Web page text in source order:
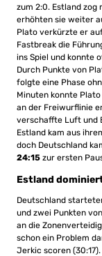
zum 2:0. Estland
erhöhten sie weiter
Plato verkürzte er
Fastbreak die
ins Spiel und konnte
Durch Punkte von
folgte eine Phase
Minuten konnte
an der Freiwurflinie
verschaffte Luft und
Estland kam aus
doch Deutschland
24:15 zur ersten
Estland
Deutschland
und zwei Punkten
an die
schon ein Problem
Jerkic scoren